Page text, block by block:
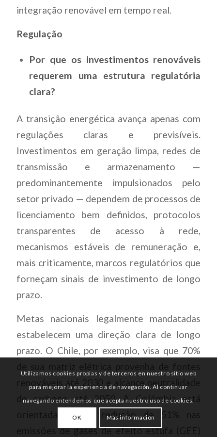
integração renovável em tempo real.
Regulação
Por que os investimentos renováveis
requerem uma estrutura regulatória
clara?
A transição energética avança apenas com
regulações claras e previsíveis.
Investimentos em geração limpa, redes de
transmissão e armazenamento —
predominantemente impulsionados pelo
setor privado — dependem de processos de
licenciamento bem definidos, protocolos
transparentes de acesso à rede,
mecanismos estáveis de remuneração e,
mais criticamente, marcos regulatórios que
forneçam sinais de investimento de longo
prazo.
Metas nacionais legalmente mandatadas
estabelecem uma direção clara de longo
prazo. O Chile, por exemplo, visa que 70%
renováveis até 2030 e alcance neutralidade
de carbono até 2050. A Colômbia está
orientada a uma redução de 51% nas
emissões de gases de efeito estufa (GEE)
Utilizamos cookies propias y de terceros en nuestro sitio web
para mejorar la experiencia de navegación. Al continuar
navegando entendemos que acepta nuestro uso de cookies.
OK Más información